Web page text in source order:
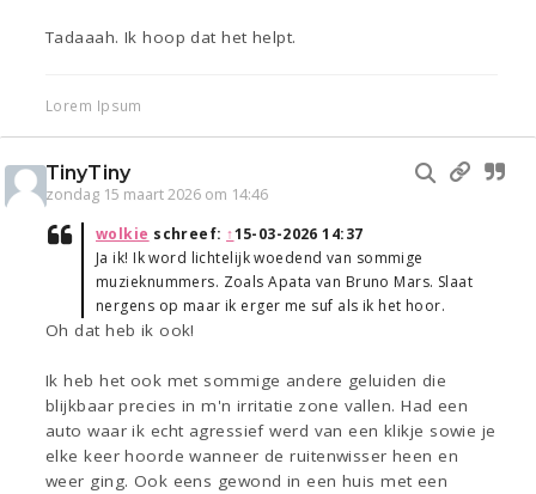
Tadaaah. Ik hoop dat het helpt.
Lorem Ipsum
TinyTiny
zondag 15 maart 2026 om 14:46
wolkie schreef: ↑15-03-2026 14:37
Ja ik! Ik word lichtelijk woedend van sommige
muzieknummers. Zoals Apata van Bruno Mars. Slaat
nergens op maar ik erger me suf als ik het hoor.
Oh dat heb ik ook!
Ik heb het ook met sommige andere geluiden die
blijkbaar precies in m'n irritatie zone vallen. Had een
auto waar ik echt agressief werd van een klikje sowie je
elke keer hoorde wanneer de ruitenwisser heen en
weer ging. Ook eens gewond in een huis met een